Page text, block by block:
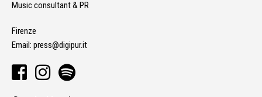
Music consultant & PR
Firenze
Email: press@digipur.it